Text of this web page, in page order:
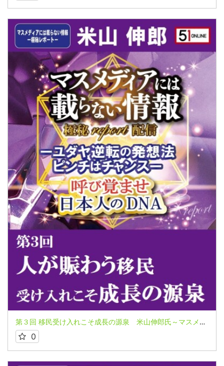
第３回 移民受け入れこそ成長の源泉 米山伸郎氏～マスメディアには載らない情報 極秘レポートシリーズ～
0